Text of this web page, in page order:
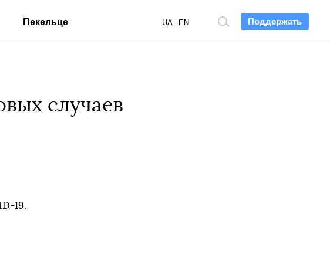
Поддержать
Поиск
UA EN
Пекельце
случаев
19.